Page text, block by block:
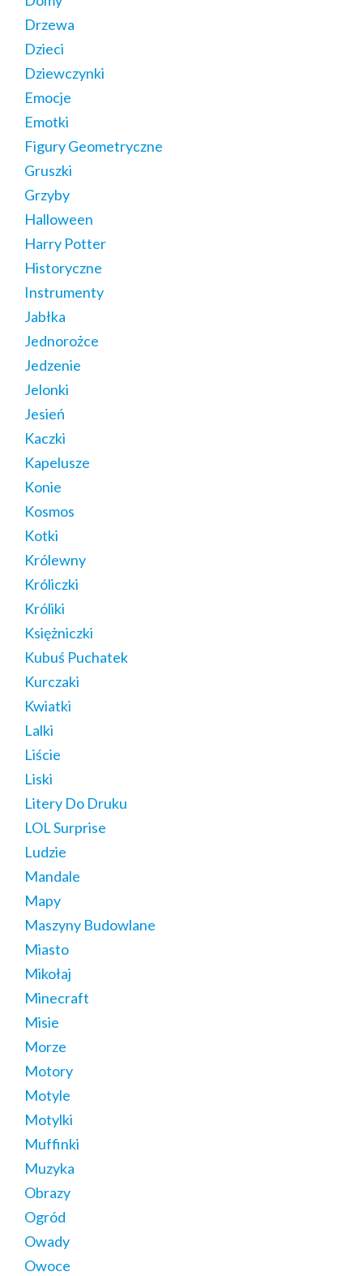
Drzewa
Dzieci
Dziewczynki
Emocje
Emotki
Figury Geometryczne
Gruszki
Grzyby
Halloween
Harry Potter
Historyczne
Instrumenty
Jabłka
Jednorożce
Jedzenie
Jelonki
Jesień
Kaczki
Kapelusze
Konie
Kosmos
Kotki
Królewny
Króliczki
Króliki
Księżniczki
Kubuś Puchatek
Kurczaki
Kwiatki
Lalki
Liście
Liski
Litery Do Druku
LOL Surprise
Ludzie
Mandale
Mapy
Maszyny Budowlane
Miasto
Mikołaj
Minecraft
Misie
Morze
Motory
Motyle
Motylki
Muffinki
Muzyka
Obrazy
Ogród
Owady
Owoce